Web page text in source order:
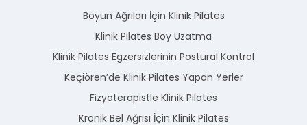
Boyun Ağrıları İçin Klinik Pilates
Klinik Pilates Boy Uzatma
Klinik Pilates Egzersizlerinin Postüral Kontrol
Keçiören’de Klinik Pilates Yapan Yerler
Fizyoterapistle Klinik Pilates
Kronik Bel Ağrısı İçin Klinik Pilates